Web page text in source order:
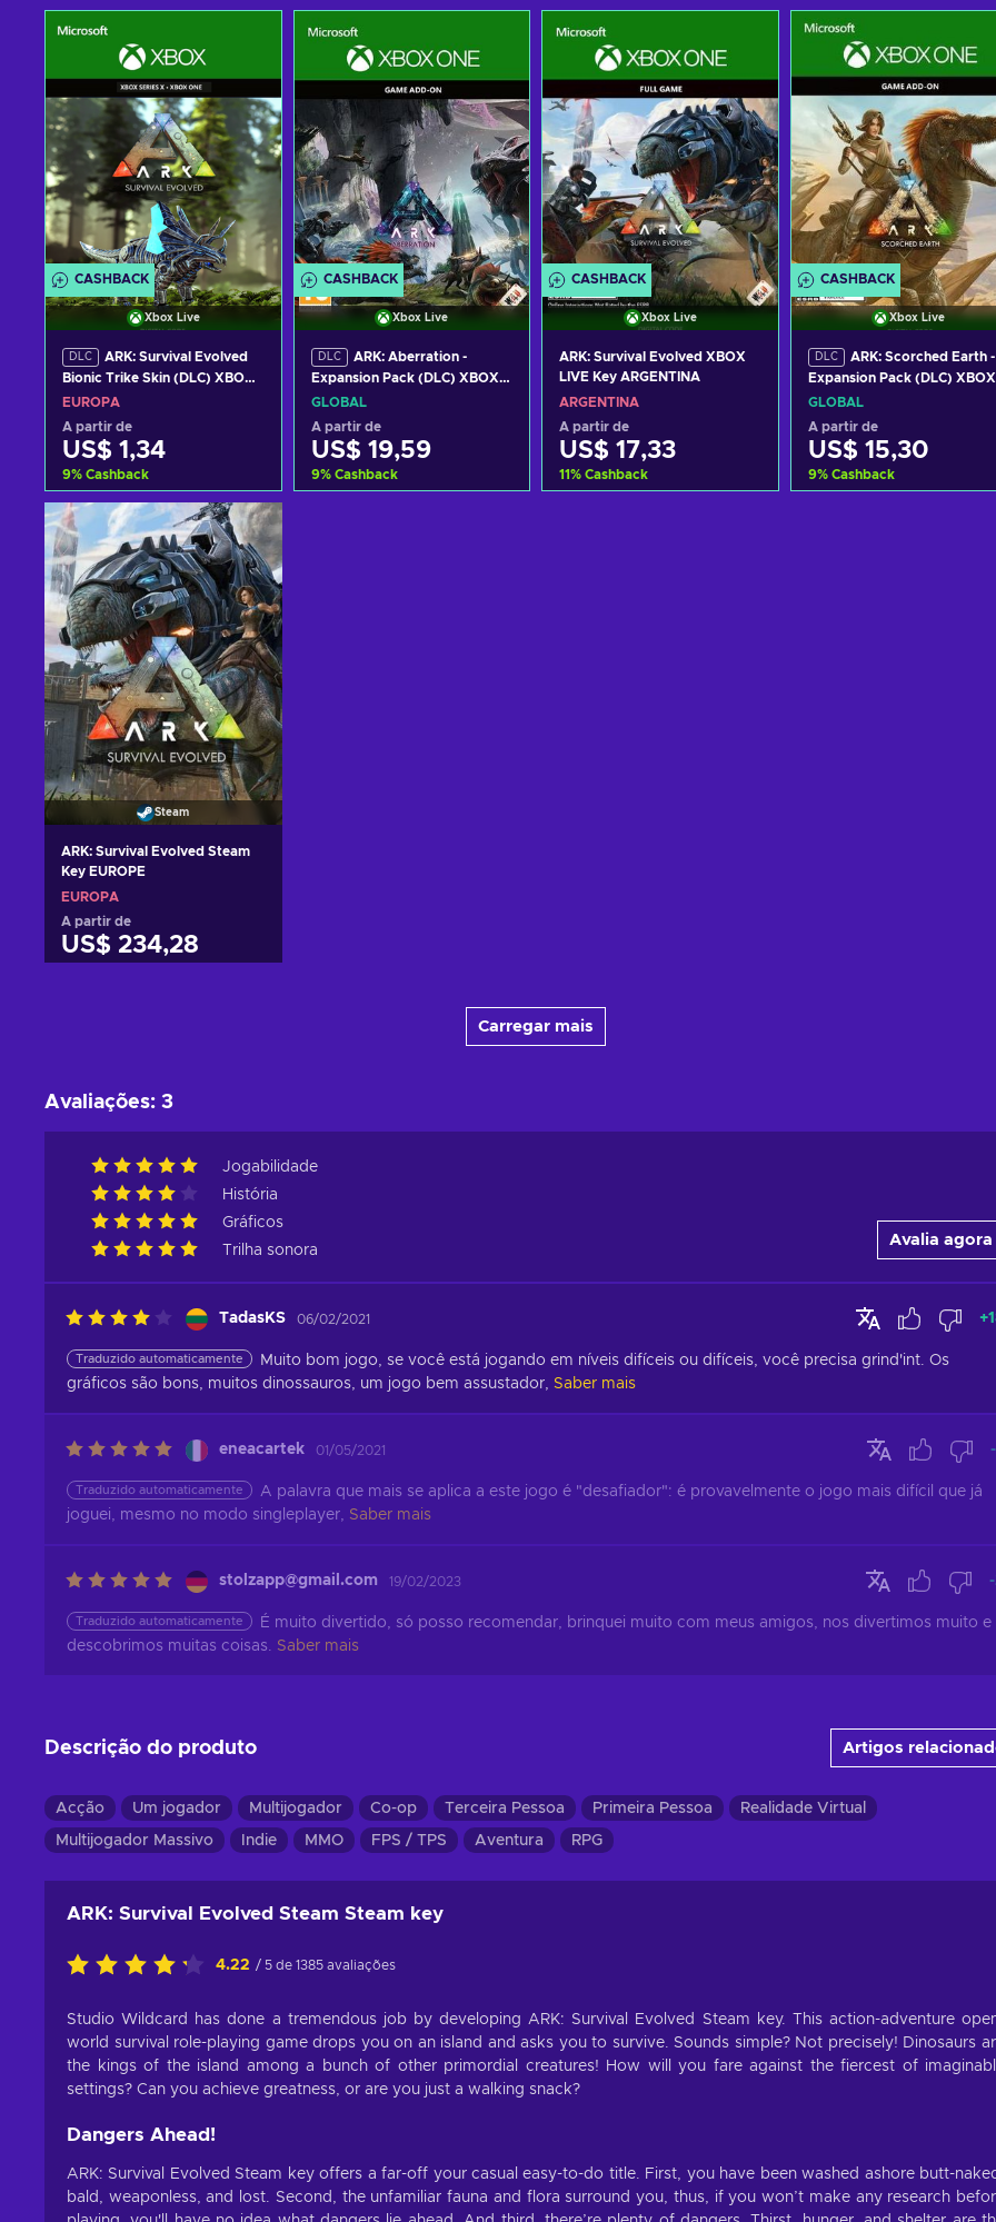
CASHBACK
Xbox Live
DLC
ARK: Survival Evolved
Bionic Trike Skin (DLC) XBOX
LIVE Key EUROPE
EUROPA
A partir de
US$ 1,34
9% Cashback
Adicionar ao carrinho
Consultar ofertas
CASHBACK
Xbox Live
DLC
ARK: Aberration -
Expansion Pack (DLC) XBOX
LIVE Key GLOBAL
GLOBAL
A partir de
US$ 19,59
9% Cashback
CASHBACK
Xbox Live
ARK: Survival Evolved XBOX
LIVE Key ARGENTINA
ARGENTINA
A partir de
US$ 17,33
11% Cashback
CASHBACK
Xbox Live
DLC
ARK: Scorched Earth -
Expansion Pack (DLC) XBOX
LIVE Key GLOBAL
GLOBAL
A partir de
US$ 15,30
9% Cashback
Steam
ARK: Survival Evolved Steam
Key EUROPE
EUROPA
A partir de
US$ 234,28
Carregar mais
Avaliações: 3
Jogabilidade
História
Gráficos
Trilha sonora
Avalia agora
TadasKS 06/02/2021 +
Traduzido automaticamente
Muito bom jogo, se você está jogando em níveis difíceis ou difíceis, você precisa grind'int. Os
gráficos são bons, muitos dinossauros, um jogo bem assustador, Saber mais
eneacartek 01/05/2021
Traduzido automaticamente
A palavra que mais se aplica a este jogo é "desafiador": é provavelmente o jogo mais difícil que já
joguei, mesmo no modo singleplayer, Saber mais
stolzapp@gmail.com 19/02/2023
Traduzido automaticamente
É muito divertido, só posso recomendar, brinquei muito com meus amigos, nos divertimos muito e
descobrimos muitas coisas. Saber mais
Descrição do produto Artigos
Acção Um jogador Multijogador Co-op Terceira Pessoa Primeira Pessoa Realidade Virtual
Multijogador Massivo Indie MMO FPS / TPS Aventura RPG
ARK: Survival Evolved Steam Steam key
4.22 / 5 de 1385 avaliações
Studio Wildcard has done a tremendous job by developing ARK: Survival Evolved Steam key. This action-adventure
world survival role-playing game drops you on an island and asks you to survive. Sounds simple? Not precisely! Dinosaurs
the kings of the island among a bunch of other primordial creatures! How will you fare against the fiercest of
settings? Can you achieve greatness, or are you just a walking snack?
Dangers Ahead!
ARK: Survival Evolved Steam key offers a far-off your casual easy-to-do title. First, you have been washed ashore butt-
bald, weaponless, and lost. Second, the unfamiliar fauna and flora surround you, thus, if you won’t make any research